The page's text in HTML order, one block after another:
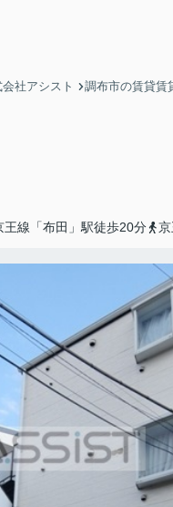
社アシスト 調布市の賃貸賃
王線「布田」駅徒歩20分